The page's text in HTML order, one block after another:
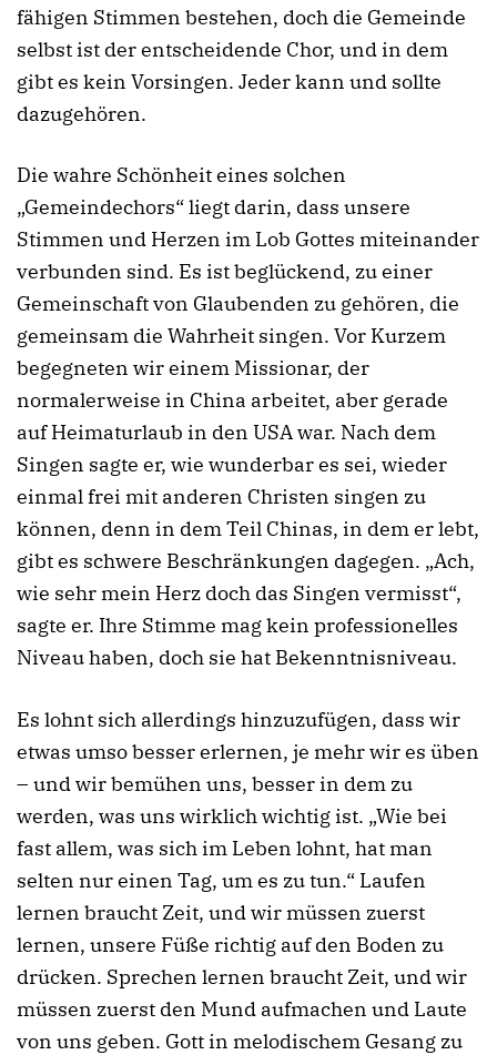
fähigen Stimmen bestehen, doch die Gemeinde
selbst ist der entscheidende Chor, und in dem
gibt es kein Vorsingen. Jeder kann und sollte
dazugehören.
Die wahre Schönheit eines solchen
„Gemeindechors“ liegt darin, dass unsere
Stimmen und Herzen im Lob Gottes miteinander
verbunden sind. Es ist beglückend, zu einer
Gemeinschaft von Glaubenden zu gehören, die
gemeinsam die Wahrheit singen. Vor Kurzem
begegneten wir einem Missionar, der
normalerweise in China arbeitet, aber gerade
auf Heimaturlaub in den USA war. Nach dem
Singen sagte er, wie wunderbar es sei, wieder
einmal frei mit anderen Christen singen zu
können, denn in dem Teil Chinas, in dem er lebt,
gibt es schwere Beschränkungen dagegen. „Ach,
wie sehr mein Herz doch das Singen vermisst“,
sagte er. Ihre Stimme mag kein professionelles
Niveau haben, doch sie hat Bekenntnisniveau.
Es lohnt sich allerdings hinzuzufügen, dass wir
etwas umso besser erlernen, je mehr wir es üben
– und wir bemühen uns, besser in dem zu
werden, was uns wirklich wichtig ist. „Wie bei
fast allem, was sich im Leben lohnt, hat man
selten nur einen Tag, um es zu tun.“ Laufen
lernen braucht Zeit, und wir müssen zuerst
lernen, unsere Füße richtig auf den Boden zu
drücken. Sprechen lernen braucht Zeit, und wir
müssen zuerst den Mund aufmachen und Laute
von uns geben. Gott in melodischem Gesang zu